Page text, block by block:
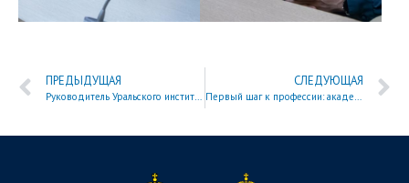
ПРЕДЫДУЩАЯ
Руководитель Уральского института ГПС МЧС России ознакомился с материально-технической базой академии
СЛЕДУЮЩАЯ
Первый шаг к профессии: академия провела день открытых дверей